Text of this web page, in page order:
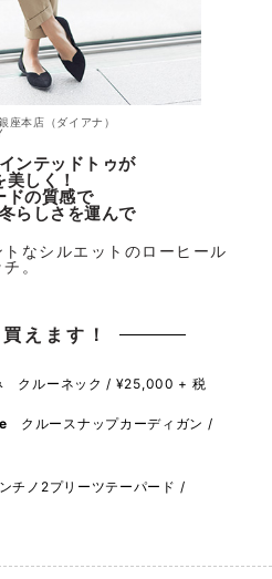
本店（ダイアナ）
ンテッドトゥが
美しく！
ドの質感で
らしさを運んで
なシルエットのローヒール
。
えます！
クルーネック / ¥25,000 + 税
クルースナップカーディガン /
チノ2プリーツテーパード /